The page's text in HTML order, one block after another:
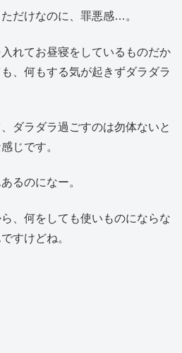
だけなのに、罪悪感…。
れてお昼寝をしているものだか
、何もする気が起きずダラダラ
ダラダラ過ごすのは勿体ないと
じです。
るのになー。
、何をしても使いものにならな
すけどね。